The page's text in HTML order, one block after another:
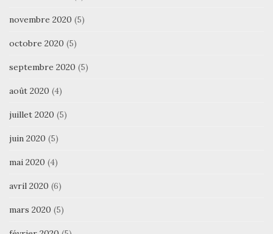
novembre 2020 (5)
octobre 2020 (5)
septembre 2020 (5)
août 2020 (4)
juillet 2020 (5)
juin 2020 (5)
mai 2020 (4)
avril 2020 (6)
mars 2020 (5)